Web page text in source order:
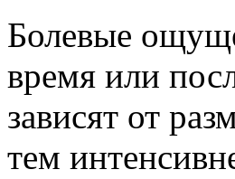
Болевые
время или
зависят от
тем